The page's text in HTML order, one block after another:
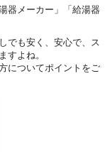
器メーカー」「給湯器
でも安く、安心で、ス
すよね。
についてポイントをご